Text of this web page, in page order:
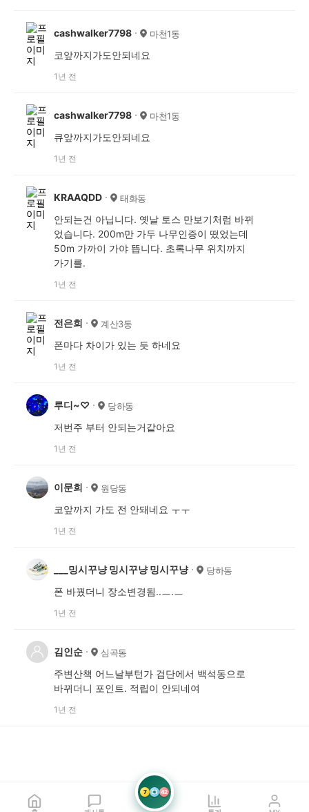
cashwalker7798 마천1동
코앞까지가도안되네요
1년 전
cashwalker7798 마천1동
큐앞까지가도안되네요
1년 전
KRAAQDD 태화동
안되는건 아닙니다. 옛날 토스 만보기처럼 바뀌
었습니다. 200m만 가두 나무인증이 떴었는데
50m 가까이 가야 뜹니다. 초록나무 위치까지
가기를.
1년 전
전은희 계산3동
폰마다 차이가 있는 듯 하네요
1년 전
루디~♡ 당하동
저번주 부터 안되는거같아요
1년 전
이문희 원당동
코앞까지 가도 전 안돼네요 ㅜㅜ
1년 전
___밍시꾸냥 밍시꾸냥 밍시꾸냥 당하동
폰 바꿨더니 장소변경됨..ㅡ.ㅡ
1년 전
김인순 심곡동
주변산책 어느날부턴가 검단에서 백석동으로
바뀌더니 포인트. 적립이 안되네여
1년 전
7 21 42